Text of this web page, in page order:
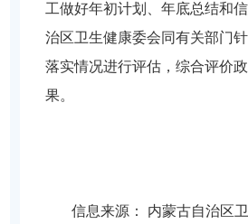
工做好年初计划、年底总结和
治区卫生健康委会同有关部门
落实情况进行评估，综合评价
果。
信息来源： 内蒙古自治区